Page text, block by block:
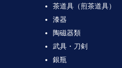
茶道具（煎茶道具）
漆器
陶磁器類
武具・刀剣
銀瓶